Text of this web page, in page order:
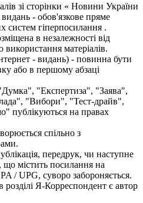
зі сторінки « Новини України
видань - обов'язкове пряме
систем гіперпосилання .
в незалежності від
використання матеріалів.
- видань) - повинна бути
або в першому абзаці
"Експертиза", "Заява",
"Вибори", "Тест-драйв",
публікуються на правах
спільно з
передрук, чи наступне
містить посилання на
/ UPG, суворо забороняється.
розділі Я-Корреспондент є автор